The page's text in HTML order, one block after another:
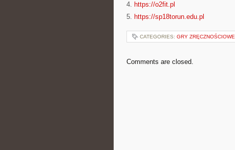
4. https://o2fit.pl
5. https://sp18torun.edu.pl
CATEGORIES: GRY ZRĘCZNOŚCIOWE
Comments are closed.